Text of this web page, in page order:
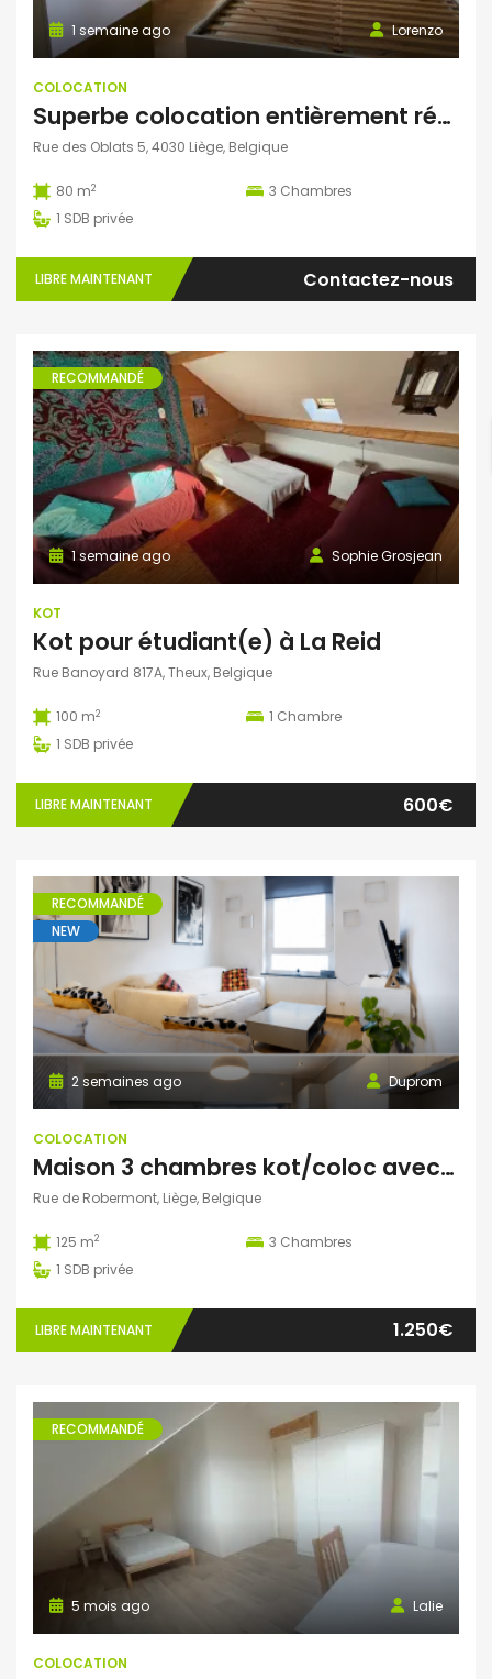
Lorenzo
1 semaine ago
COLOCATION
Superbe colocation entièrement rénovée à Grivegnée (Liège)
Rue des Oblats 5, 4030 Liège, Belgique
80 m2 3 Chambres
1 SDB privée
LIBRE MAINTENANT Contactez-nous
RECOMMANDÉ
Sophie Grosjean
1 semaine ago
KOT
Kot pour étudiant(e) à La Reid
Rue Banoyard 817A, Theux, Belgique
100 m2 1 Chambre
1 SDB privée
LIBRE MAINTENANT 600€
RECOMMANDÉ
NEW
Duprom
2 semaines ago
COLOCATION
Maison 3 chambres kot/coloc avec terrasse et vue imprenable
Rue de Robermont, Liège, Belgique
125 m2 3 Chambres
1 SDB privée
LIBRE MAINTENANT 1.250€
RECOMMANDÉ
Lalie
5 mois ago
COLOCATION